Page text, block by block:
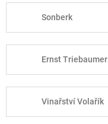
Sonberk
Ernst Triebaumer
Vinařství Volařík